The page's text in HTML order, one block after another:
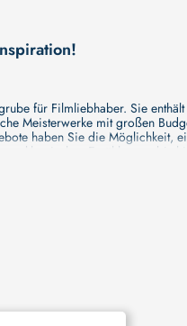
für Filmliebhaber. Sie
Meisterwerke mit großen
haben Sie die
von klassischen Erzählungen
hinaus bemühen wir
und ihr filmisches